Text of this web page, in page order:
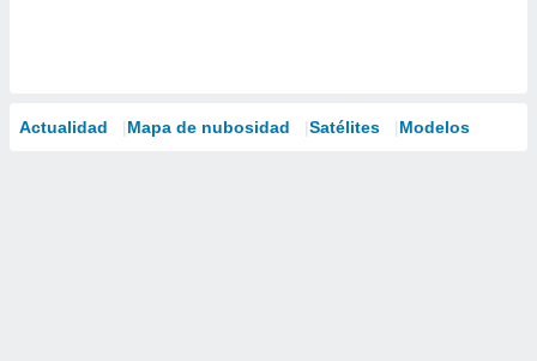
Actualidad Mapa de nubosidad Satélites Modelos